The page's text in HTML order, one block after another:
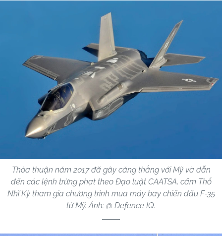
Thỏa thuận năm 2017 đã gây căng thẳng với Mỹ và dẫn
đến các lệnh trừng phạt theo Đạo luật CAATSA, cấm Thổ
Nhĩ Kỳ tham gia chương trình mua máy bay chiến đấu F-35
từ Mỹ. Ảnh: @ Defence IQ.